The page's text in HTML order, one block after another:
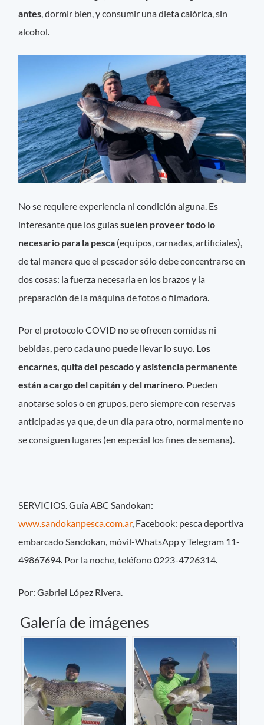
antes, dormir bien, y consumir una dieta calórica, sin
alcohol.
No se requiere experiencia ni condición alguna. Es
interesante que los guíassuelen proveer todo lo
necesario para la pesca (equipos, carnadas, artificiales),
de tal manera que el pescador sólo debe concentrarse en
dos cosas: la fuerza necesaria en los brazos y la
preparación de la máquina de fotos o filmadora.
Por el protocolo COVID no se ofrecen comidas ni
bebidas, pero cada uno puede llevar lo suyo. Los
encarnes, quita del pescado y asistencia permanente
están a cargo del capitán y del marinero. Pueden
anotarse solos o en grupos, pero siempre con reservas
anticipadas ya que, de un día para otro, normalmente no
se consiguen lugares (en especial los fines de semana).
SERVICIOS. Guía ABC Sandokan:
www.sandokanpesca.com.ar, Facebook: pesca deportiva
embarcado Sandokan, móvil-WhatsApp y Telegram 11-
49867694. Por la noche, teléfono 0223-4726314.
Por: Gabriel López Rivera.
Galería de imágenes